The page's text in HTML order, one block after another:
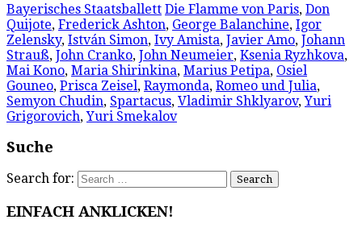
Bayerisches Staatsballett Die Flamme von Paris, Don
Quijote, Frederick Ashton, George Balanchine, Igor
Zelensky, István Simon, Ivy Amista, Javier Amo, Johann
Strauß, John Cranko, John Neumeier, Ksenia Ryzhkova,
Mai Kono, Maria Shirinkina, Marius Petipa, Osiel
Gouneo, Prisca Zeisel, Raymonda, Romeo und Julia,
Semyon Chudin, Spartacus, Vladimir Shklyarov,Yuri
Grigorovich,Yuri Smekalov
Suche
Search for:
EINFACH ANKLICKEN!